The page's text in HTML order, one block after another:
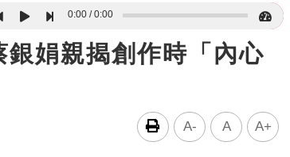
0:00 0:00
娟親揭創作時「內心
A- A A+